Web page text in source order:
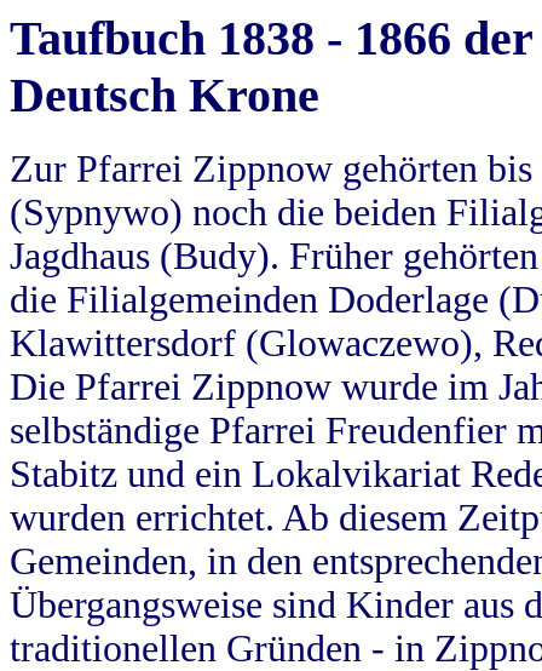
Taufbuch 1838 - 1866
Deutsch Krone
Zur Pfarrei Zippnow gehörten
(Sypnywo) noch die beiden
Jagdhaus (Budy). Früher
die Filialgemeinden Doderlage
Klawittersdorf (Glowaczewo),
Die Pfarrei Zippnow wurde im
selbständige Pfarrei Freudenfier
Stabitz und ein Lokalvikariat
wurden errichtet. Ab diesem
Gemeinden, in den
Übergangsweise sind Kinder aus
traditionellen Gründen - in